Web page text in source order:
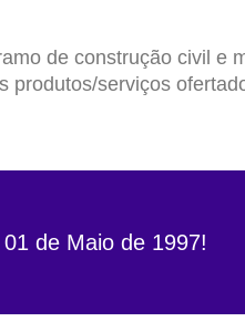
de construção civil e
produtos/serviços
de Maio de 1997!